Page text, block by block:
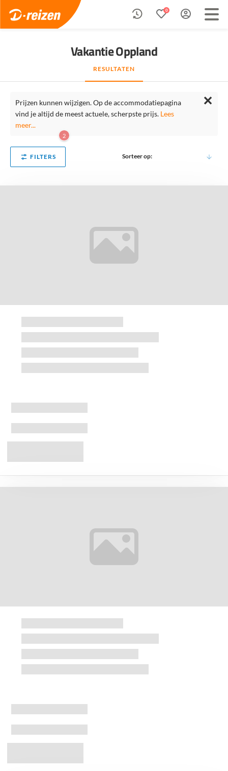
0
Vakantie Oppland
RESULTATEN
Prijzen kunnen wijzigen. Op de accommodatiepagina
vind je altijd de meest actuele, scherpste prijs. Lees
meer...
✕
FILTERS
2
Sorteer op: